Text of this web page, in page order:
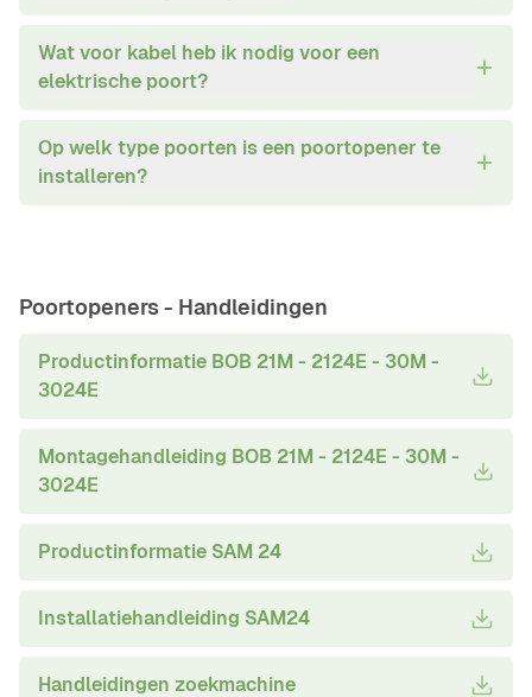
Wat voor kabel heb ik nodig voor een
elektrische poort?
Op welk type poorten is een poortopener te
installeren?
Poortopeners - Handleidingen
Productinformatie BOB 21M - 2124E - 30M -
3024E
Montagehandleiding BOB 21M - 2124E - 30M -
3024E
Productinformatie SAM 24
Installatiehandleiding SAM24
Handleidingen zoekmachine